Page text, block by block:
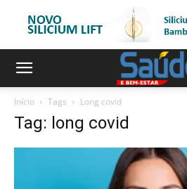
Início Tags Long covid
Tag: long covid